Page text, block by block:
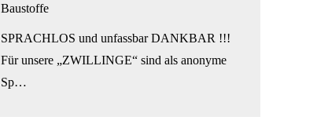
Baustoffe
SPRACHLOS und unfassbar DANKBAR !!!
Für unsere „ZWILLINGE“ sind als anonyme
Sp…